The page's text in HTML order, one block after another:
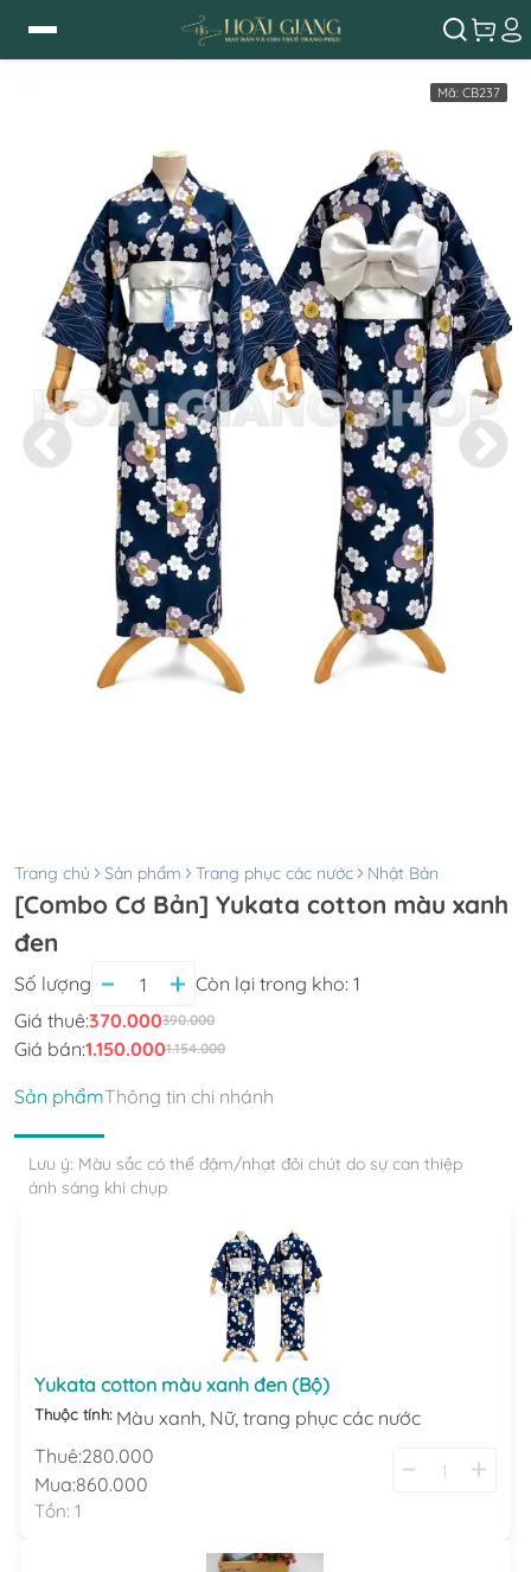
Mã: CB237
Trang chủ Sản phẩm Trang phục các nước Nhật Bản
[Combo Cơ Bản] Yukata cotton màu xanh
đen
Số lượng Còn lại trong kho: 1
Giá thuê:370.000390.000
Giá bán:1.150.0001.154.000
Sản phẩmThông tin chi nhánh
Lưu ý: Màu sắc có thể đậm/nhạt đôi chút do sự can thiệp
ánh sáng khi chụp
Yukata cotton màu xanh đen (Bộ)
Thuộc tính: Màu xanh, Nữ, trang phục các nước
Thuê:280.000
Mua:860.000
Tồn: 1